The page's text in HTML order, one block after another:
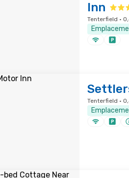
Inn
Tenterfield ·
Tenterfield ·